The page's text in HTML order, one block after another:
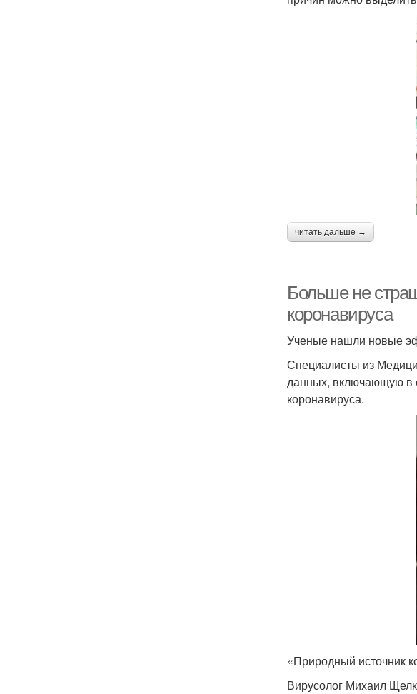
читать дальше →
Больше не
коронавируса
Ученые нашли новые
Специалисты из
данных, включающую в
коронавируса.
«Природный источник
Вирусолог Михаил